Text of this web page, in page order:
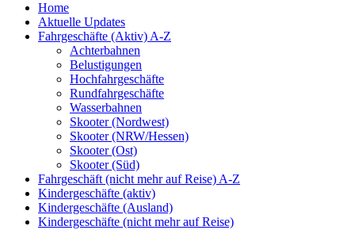
Home
Aktuelle Updates
Fahrgeschäfte (Aktiv) A-Z
Achterbahnen
Belustigungen
Hochfahrgeschäfte
Rundfahrgeschäfte
Wasserbahnen
Skooter (Nordwest)
Skooter (NRW/Hessen)
Skooter (Ost)
Skooter (Süd)
Fahrgeschäft (nicht mehr auf Reise) A-Z
Kindergeschäfte (aktiv)
Kindergeschäfte (Ausland)
Kindergeschäfte (nicht mehr auf Reise)